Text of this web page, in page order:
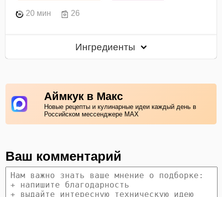
20 мин 26
Ингредиенты
Аймкук в Макс
Новые рецепты и кулинарные идеи каждый день в
Российском мессенджере MAX
Ваш комментарий